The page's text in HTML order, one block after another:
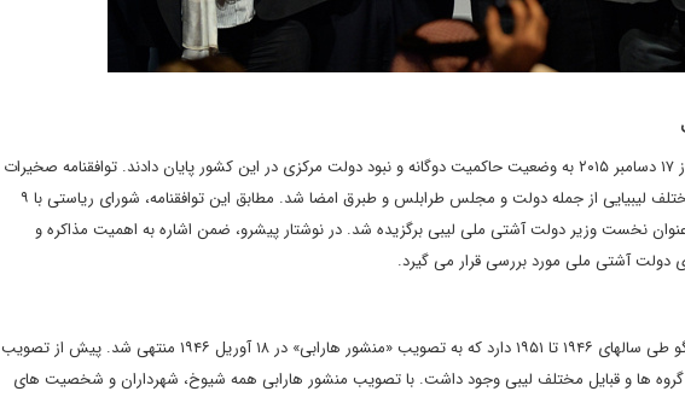
: گروه‏ های لیبیایی پس از ۱۸ ماه روز ۱۷ دسامبر ۲۰۱۵ به وضعیت حاکمیت دوگانه و نبود دولت مرکزی در این کشور پایان دادند. توافقنامه صخیرات
مغرب با نظارت سازمان ملل متحد میان گروه‏ های مختلف لیبیایی از جمله دولت و مجلس طرابلس و طبرق امضا شد. مطابق این توافقنامه، شورای ریاستی با ۹
نخست وزیر دولت آشتی ملی لیبی برگزیده شد. در نوشتار پیش‏رو، ضمن اشاره به اهمیت مذاکره و
دولت آشتی ملی مورد بررسی قرار می ‏گیرد.
لیبی تجربه موفقیت ‏آمیزی در بهره‏گیری از ابزار گفتگو طی سال‏های ۱۹۴۶ تا ۱۹۵۱ دارد که به تصویب «منشور هارابی» در ۱۸ آوریل ۱۹۴۶ منتهی شد. پیش از تصویب
گروه‏ ها و قبایل مختلف لیبی وجود داشت. با تصویب منشور هارابی همه شیوخ، شهرداران و شخصیت‏ های